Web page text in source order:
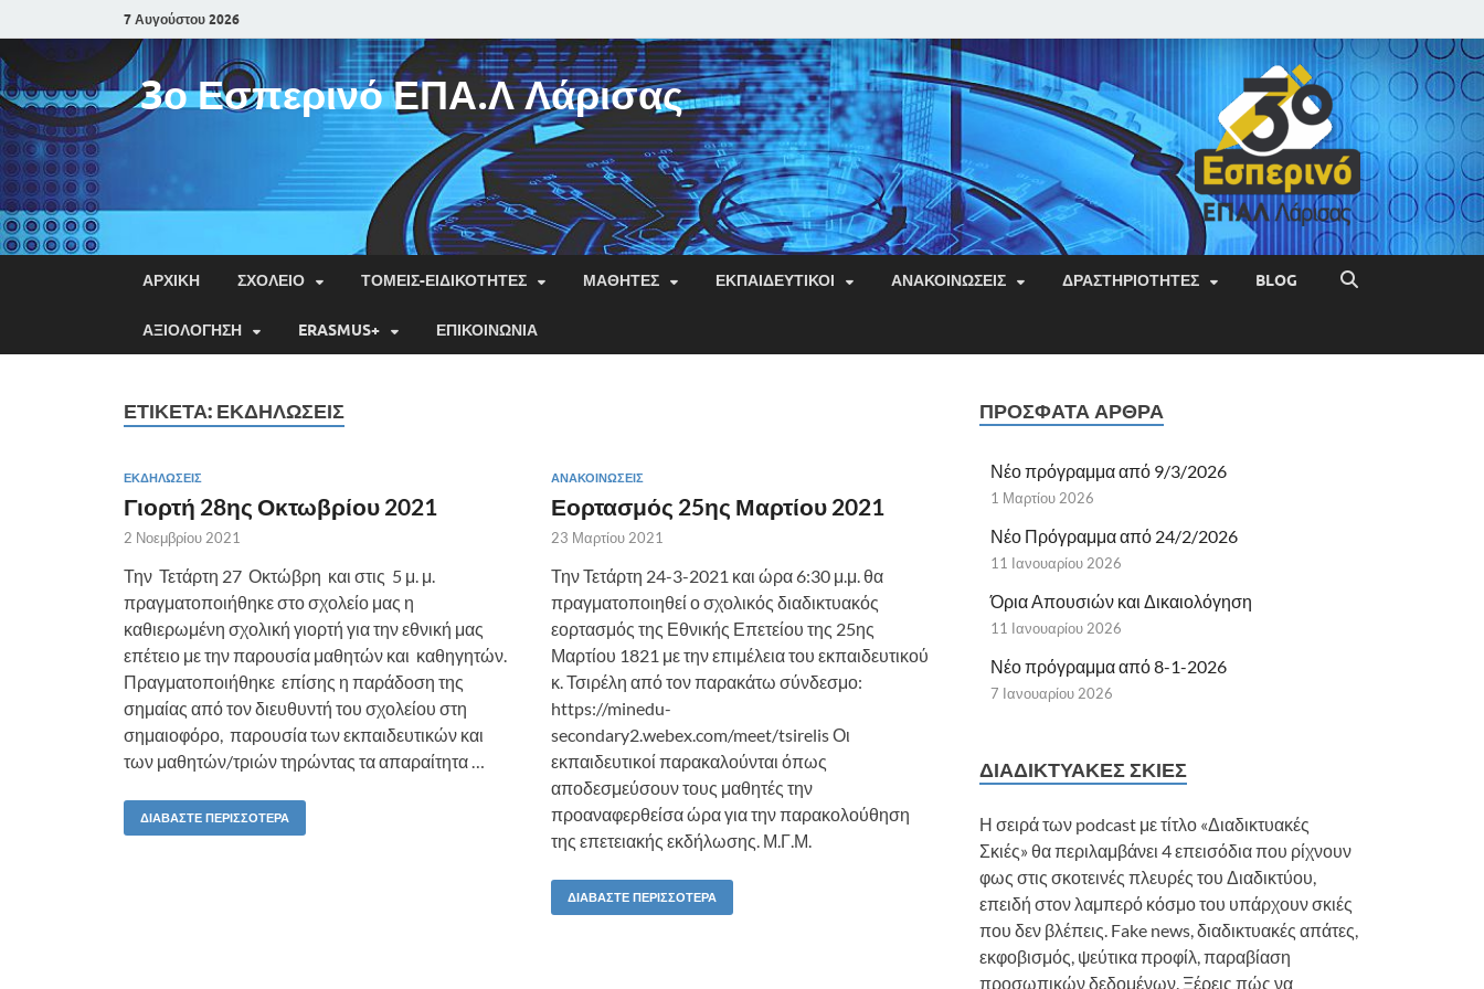
7 Αυγούστου 2026
3ο Εσπερινό ΕΠΑ.Λ Λάρισας
ΑΡΧΙΚΉ ΣΧΟΛΕΊΟ ΤΟΜΕΊΣ-ΕΙΔΙΚΌΤΗΤΕΣ ΜΑΘΗΤΈΣ ΕΚΠΑΙΔΕΥΤΙΚΟΊ ΑΝΑΚΟΙΝΏΣΕΙΣ ΔΡΑΣΤΗΡΙΌΤΗΤΕΣ BLOG
ΑΞΙΟΛΌΓΗΣΗ ERASMUS+ ΕΠΙΚΟΙΝΩΝΊΑ
ΕΤΙΚΈΤΑ: ΕΚΔΗΛΏΣΕΙΣ
ΕΚΔΗΛΏΣΕΙΣ
Γιορτή 28ης Οκτωβρίου 2021
2 Νοεμβρίου 2021
Την Τετάρτη 27 Οκτώβρη και στις 5 μ. μ.
πραγματοποιήθηκε στο σχολείο μας η
καθιερωμένη σχολική γιορτή για την εθνική μας
επέτειο με την παρουσία μαθητών και καθηγητών.
Πραγματοποιήθηκε επίσης η παράδοση της
σημαίας από τον διευθυντή του σχολείου στη
σημαιοφόρο, παρουσία των εκπαιδευτικών και
των μαθητών/τριών τηρώντας τα απαραίτητα …
ΔΙΑΒΆΣΤΕ ΠΕΡΙΣΣΌΤΕΡΑ
ΑΝΑΚΟΙΝΏΣΕΙΣ
Εορτασμός 25ης Μαρτίου 2021
23 Μαρτίου 2021
Την Τετάρτη 24-3-2021 και ώρα 6:30 μ.μ. θα
πραγματοποιηθεί ο σχολικός διαδικτυακός
εορτασμός της Εθνικής Επετείου της 25ης
Μαρτίου 1821 με την επιμέλεια του εκπαιδευτικού
κ. Τσιρέλη από τον παρακάτω σύνδεσμο:
https://minedu-
secondary2.webex.com/meet/tsirelis Οι
εκπαιδευτικοί παρακαλούνται όπως
αποδεσμεύσουν τους μαθητές την
προαναφερθείσα ώρα για την παρακολούθηση
της επετειακής εκδήλωσης. Μ.Γ.Μ.
ΔΙΑΒΆΣΤΕ ΠΕΡΙΣΣΌΤΕΡΑ
ΠΡΌΣΦΑΤΑ ΆΡΘΡΑ
Νέο πρόγραμμα από 9/3/2026
1 Μαρτίου 2026
Νέο Πρόγραμμα από 24/2/2026
11 Ιανουαρίου 2026
Όρια Απουσιών και Δικαιολόγηση
11 Ιανουαρίου 2026
Νέο πρόγραμμα από 8-1-2026
7 Ιανουαρίου 2026
ΔΙΑΔΙΚΤΥΑΚΈΣ ΣΚΙΈΣ
Η σειρά των podcast με τίτλο «Διαδικτυακές
Σκιές» θα περιλαμβάνει 4 επεισόδια που ρίχνουν
φως στις σκοτεινές πλευρές του Διαδικτύου,
επειδή στον λαμπερό κόσμο του υπάρχουν σκιές
που δεν βλέπεις. Fake news, διαδικτυακές απάτες,
εκφοβισμός, ψεύτικα προφίλ, παραβίαση
προσωπικών δεδομένων. Ξέρεις πώς να